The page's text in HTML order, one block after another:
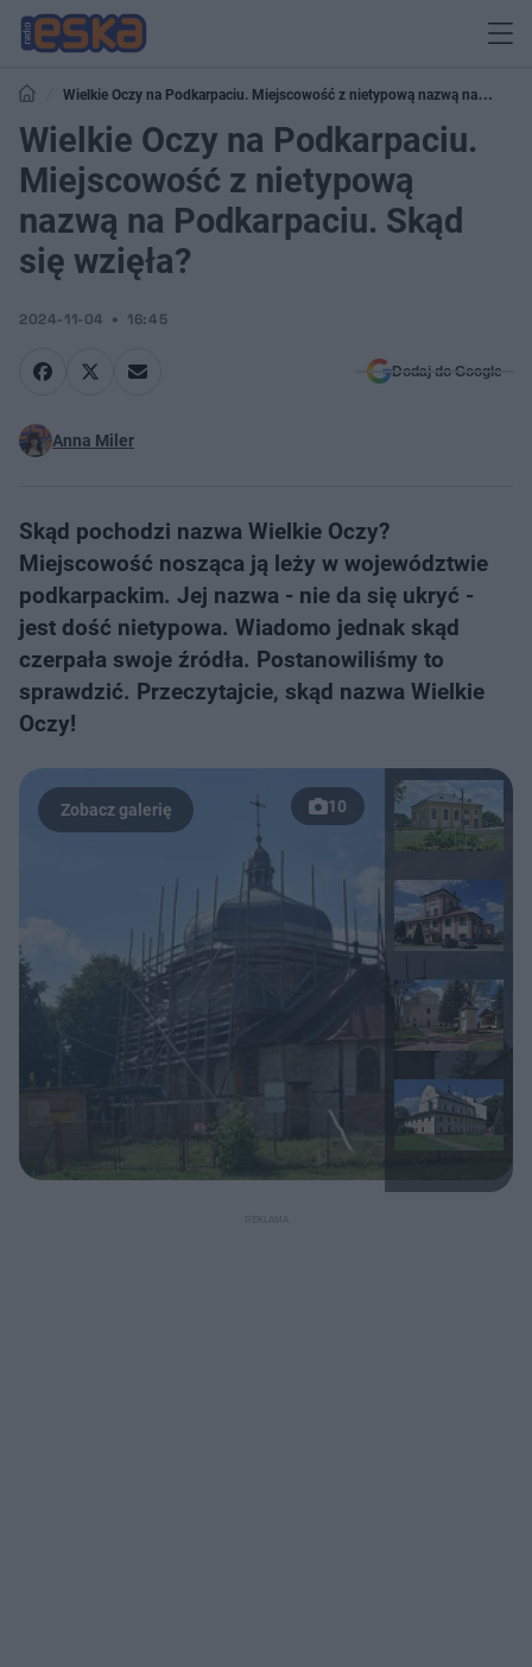
Wielkie Oczy na Podkarpaciu. Miejscowość z nietypową nazwą na
Podkarpaciu. Skąd się wzięła?
Wielkie Oczy na Podkarpaciu.
Miejscowość z nietypową
nazwą na Podkarpaciu. Skąd
się wzięła?
2024-11-04 16:45
Dodaj do Google
Anna Miler
Skąd pochodzi nazwa Wielkie Oczy?
Miejscowość nosząca ją leży w województwie
podkarpackim. Jej nazwa - nie da się ukryć -
jest dość nietypowa. Wiadomo jednak skąd
czerpała swoje źródła. Postanowiliśmy to
sprawdzić. Przeczytajcie, skąd nazwa Wielkie
Oczy!
10